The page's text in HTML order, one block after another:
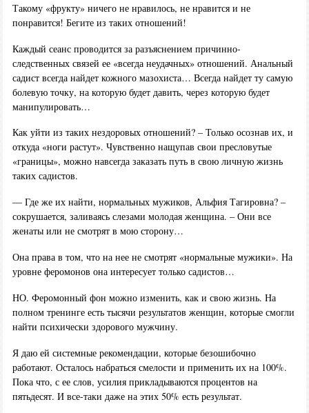
Такому «фрукту» ничего не нравилось, не нравится и не
понравится! Бегите из таких отношений!
Каждый сеанс проводится за разъяснением причинно-
следственных связей ее «всегда неудачных» отношений. Анальный
садист всегда найдет кожного мазохиста… Всегда найдет ту самую
болевую точку, на которую будет давить, через которую будет
манипулировать…
Как уйти из таких нездоровых отношений? – Только осознав их, и
откуда «ноги растут». Чувственно нащупав свои пресловутые
«границы», можно навсегда заказать путь в свою личную жизнь
таких садистов.
— Где же их найти, нормальных мужиков, Альфия Тагировна? –
сокрушается, заливаясь слезами молодая женщина. – Они все
женаты или не смотрят в мою сторону…
Она права в том, что на нее не смотрят «нормальные мужики». На
уровне феромонов она интересует только садистов…
НО. Феромонный фон можно изменить, как и свою жизнь. На
полном тренинге есть тысячи результатов женщин, которые смогли
найти психически здорового мужчину.
Я даю ей системные рекомендации, которые безошибочно
работают. Осталось набраться смелости и применить их на 100%.
Пока что, с ее слов, усилия прикладываются процентов на
пятьдесят. И все-таки даже на этих 50% есть результат.